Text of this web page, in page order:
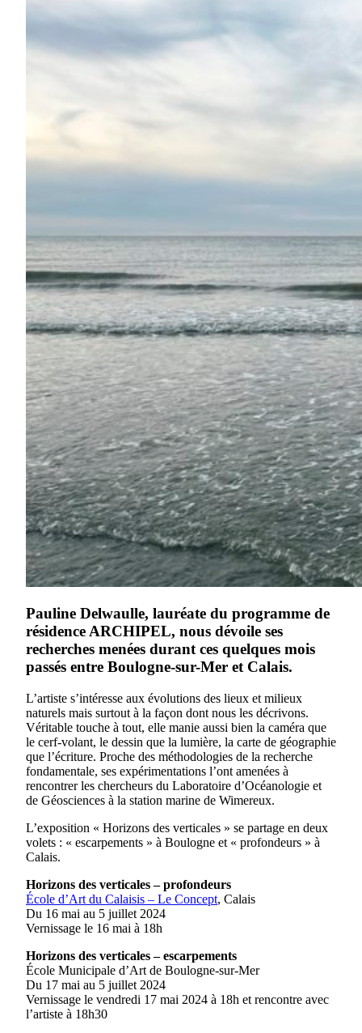
Pauline Delwaulle, lauréate du programme de
résidence ARCHIPEL, nous dévoile ses
recherches menées durant ces quelques mois
passés entre Boulogne-sur-Mer et Calais.
L’artiste s’intéresse aux évolutions des lieux et milieux
naturels mais surtout à la façon dont nous les décrivons.
Véritable touche à tout, elle manie aussi bien la caméra que
le cerf-volant, le dessin que la lumière, la carte de géographie
que l’écriture. Proche des méthodologies de la recherche
fondamentale, ses expérimentations l’ont amenées à
rencontrer les chercheurs du Laboratoire d’Océanologie et
de Géosciences à la station marine de Wimereux.
L’exposition « Horizons des verticales » se partage en deux
volets : « escarpements » à Boulogne et « profondeurs » à
Calais.
Horizons des verticales – profondeurs
École d’Art du Calaisis – Le Concept, Calais
Du 16 mai au 5 juillet 2024
Vernissage le 16 mai à 18h
Horizons des verticales – escarpements
École Municipale d’Art de Boulogne-sur-Mer
Du 17 mai au 5 juillet 2024
Vernissage le vendredi 17 mai 2024 à 18h et rencontre avec
l’artiste à 18h30